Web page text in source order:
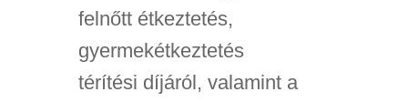
felnőtt étkeztetés,
gyermekétkeztetés
térítési díjáról, valamint a